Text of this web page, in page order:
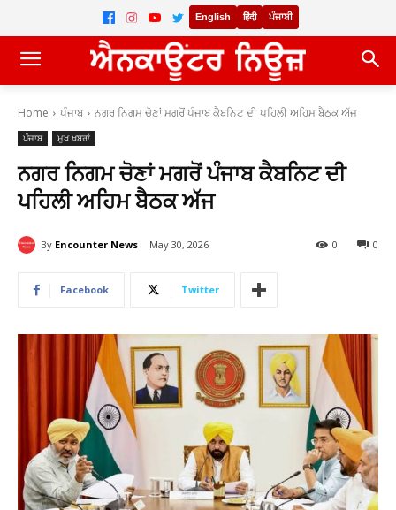
English हिंदी ਪੰਜਾਬੀ
Home ਪੰਜਾਬ ਨਗਰ ਨਿਗਮ ਚੋਣਾਂ ਮਗਰੋਂ ਪੰਜਾਬ ਕੈਬਨਿਟ ਦੀ ਪਹਿਲੀ ਅਹਿਮ ਬੈਠਕ ਅੱਜ
ਪੰਜਾਬ ਮੁਖ ਖ਼ਬਰਾਂ
ਨਗਰ ਨਿਗਮ ਚੋਣਾਂ ਮਗਰੋਂ ਪੰਜਾਬ ਕੈਬਨਿਟ ਦੀ
ਪਹਿਲੀ ਅਹਿਮ ਬੈਠਕ ਅੱਜ
By Encounter News May 30, 2026 0
0
Facebook Twitter